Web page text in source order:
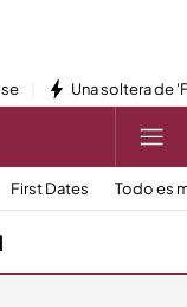
Una soltera de
First Dates Todo es